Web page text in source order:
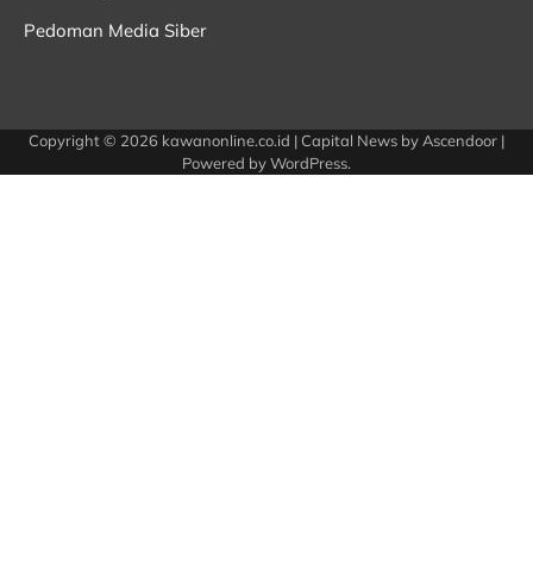
Pedoman Media Siber
Copyright © 2026 kawanonline.co.id | Capital News by Ascendoor |
Powered byWordPress.